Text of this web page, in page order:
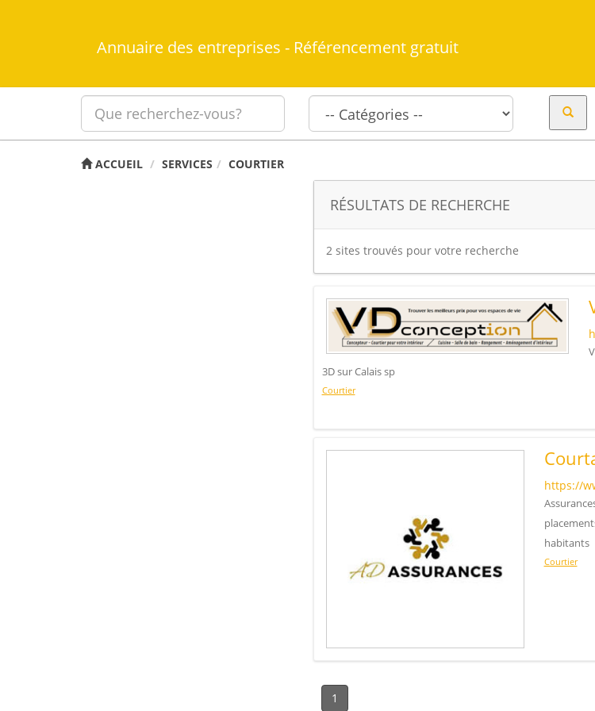
Annuaire des entreprises - Référencement gratuit
ACCUEIL SERVICES COURTIER
RÉSULTATS DE RECHERCHE
2 sites trouvés pour votre recherche
3D sur Calais sp
Courtier
https://
habitants
Courtier
1